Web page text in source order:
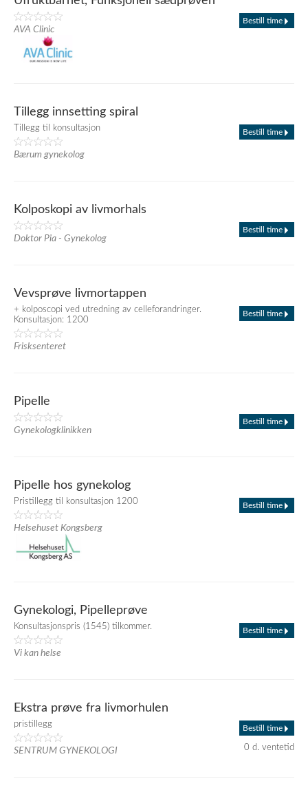
AVA Clinic
Bestill time
Tillegg innsetting spiral
Tillegg til konsultasjon
Bærum gynekolog
Bestill time
Kolposkopi av livmorhals
Doktor Pia - Gynekolog
Bestill time
Vevsprøve livmortappen
+ kolposcopi ved utredning av celleforandringer.
Konsultasjon: 1200
Frisksenteret
Bestill time
Pipelle
Gynekologklinikken
Bestill time
Pipelle hos gynekolog
Pristillegg til konsultasjon 1200
Helsehuset Kongsberg
Bestill time
Gynekologi, Pipelleprøve
Konsultasjonspris (1545) tilkommer.
Vi kan helse
Bestill time
Ekstra prøve fra livmorhulen
pristillegg
SENTRUM GYNEKOLOGI
Bestill time
0 d. ventetid